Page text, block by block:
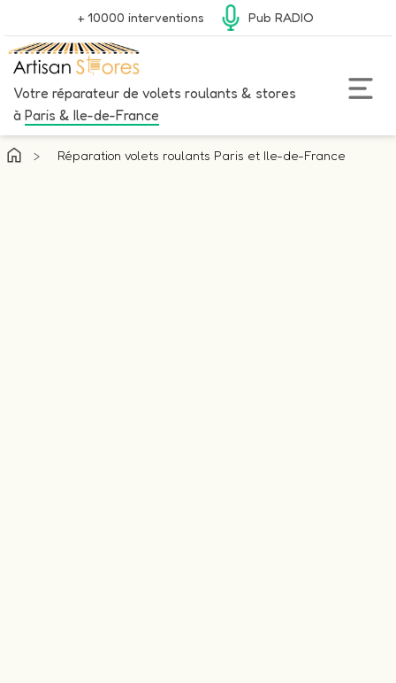
+ 10000 interventions Pub RADIO
Votre réparateur de volets roulants & stores
à Paris & Ile-de-France
> Réparation volets roulants Paris et Ile-de-France